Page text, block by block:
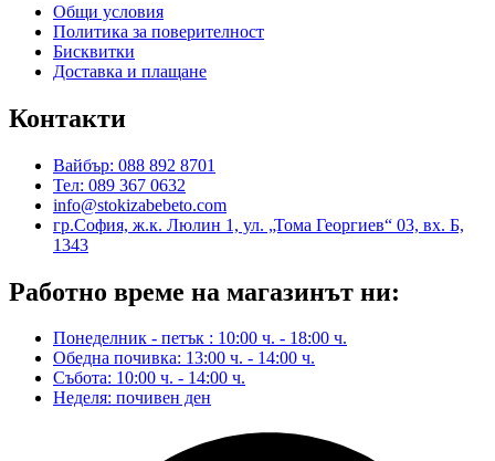
Общи условия
Политика за поверителност
Бисквитки
Доставка и плащане
Контакти
Вайбър: 088 892 8701
Тел: 089 367 0632
info@stokizabebeto.com
гр.София, ж.к. Люлин 1, ул. „Тома Георгиев“ 03, вх. Б,
1343
Работно време на магазинът ни:
Понеделник - петък : 10:00 ч. - 18:00 ч.
Обедна почивка: 13:00 ч. - 14:00 ч.
Събота: 10:00 ч. - 14:00 ч.
Неделя: почивен ден